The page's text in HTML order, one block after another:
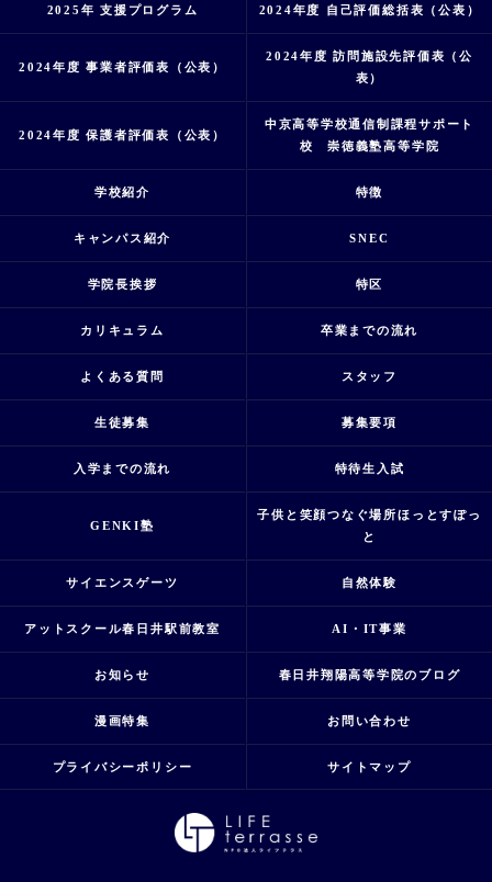
2025年 支援プログラム 2024年度 自己評価総括表（公表）
2024年度 事業者評価表（公表）
2024年度 訪問施設先評価表（公
表）
2024年度 保護者評価表（公表）
中京高等学校通信制課程サポート
校 崇徳義塾高等学院
学校紹介 特徴
キャンパス紹介 SNEC
学院長挨拶 特区
カリキュラム 卒業までの流れ
よくある質問 スタッフ
生徒募集 募集要項
入学までの流れ 特待生入試
GENKI塾
子供と笑顔つなぐ場所ほっとすぽっ
と
サイエンスゲーツ 自然体験
アットスクール春日井駅前教室 AI・IT事業
お知らせ 春日井翔陽高等学院のブログ
漫画特集 お問い合わせ
プライバシーポリシー サイトマップ